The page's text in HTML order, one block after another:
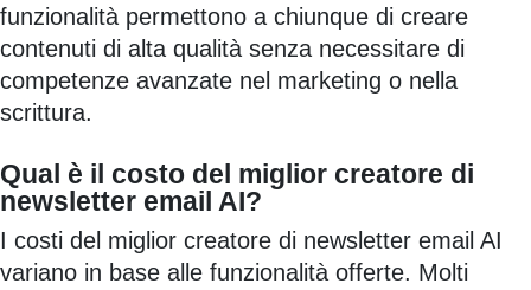
funzionalità permettono a chiunque di creare
contenuti di alta qualità senza necessitare di
competenze avanzate nel marketing o nella
scrittura.
Qual è il costo del miglior creatore di
newsletter email AI?
I costi del miglior creatore di newsletter email AI
variano in base alle funzionalità offerte. Molti